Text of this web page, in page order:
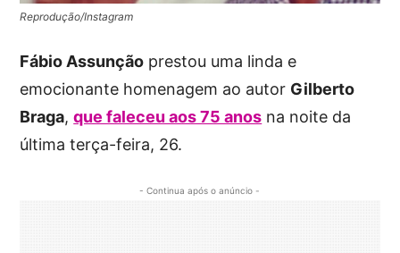
Reprodução/Instagram
Fábio Assunção prestou uma linda e
emocionante homenagem ao autor Gilberto
Braga,que faleceu aos 75 anos na noite da
última terça-feira, 26.
- Continua após o anúncio -